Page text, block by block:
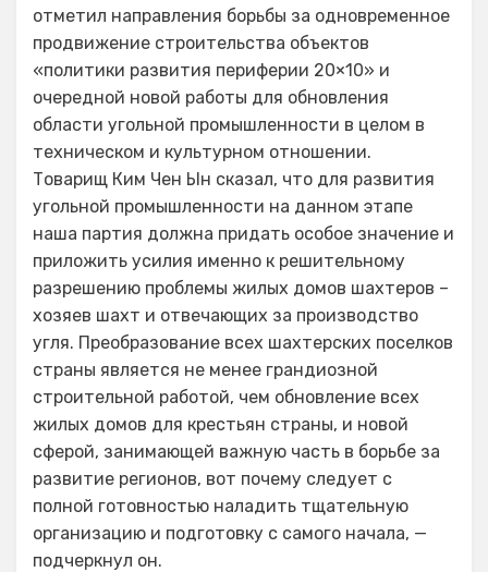
отметил направления борьбы за одновременное
продвижение строительства объектов
«политики развития периферии 20×10» и
очередной новой работы для обновления
области угольной промышленности в целом в
техническом и культурном отношении.
Товарищ Ким Чен Ын сказал, что для развития
угольной промышленности на данном этапе
наша партия должна придать особое значение и
приложить усилия именно к решительному
разрешению проблемы жилых домов шахтеров –
хозяев шахт и отвечающих за производство
угля. Преобразование всех шахтерских поселков
страны является не менее грандиозной
строительной работой, чем обновление всех
жилых домов для крестьян страны, и новой
сферой, занимающей важную часть в борьбе за
развитие регионов, вот почему следует с
полной готовностью наладить тщательную
организацию и подготовку с самого начала, —
подчеркнул он.